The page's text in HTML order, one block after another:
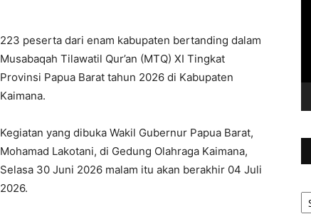
223 peserta dari enam kabupaten bertanding dalam
Musabaqah Tilawatil Qur’an (MTQ) XI Tingkat
Provinsi Papua Barat tahun 2026 di Kabupaten
Kaimana.
Kegiatan yang dibuka Wakil Gubernur Papua Barat,
Mohamad Lakotani, di Gedung Olahraga Kaimana,
Selasa 30 Juni 2026 malam itu akan berakhir 04 Juli
2026.